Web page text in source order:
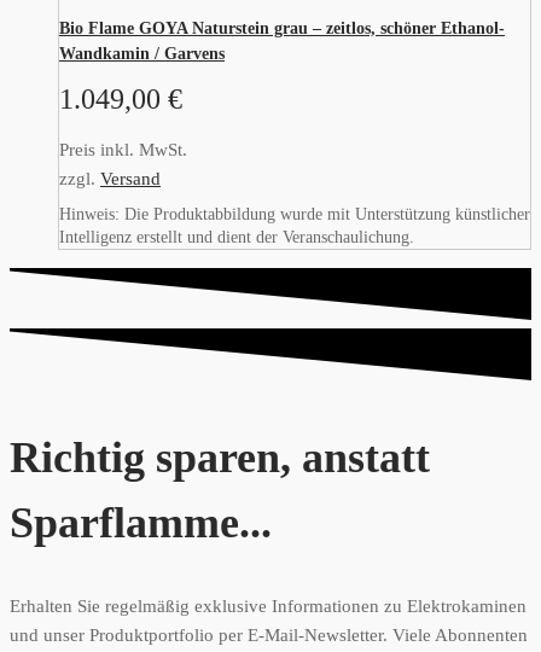
Bio Flame GOYA Naturstein grau – zeitlos, schöner Ethanol-
Wandkamin / Garvens
1.049,00 €
Preis inkl. MwSt.
zzgl. Versand
Hinweis: Die Produktabbildung wurde mit Unterstützung künstlicher
Intelligenz erstellt und dient der Veranschaulichung.
Richtig sparen, anstatt
Sparflamme...
Erhalten Sie regelmäßig exklusive Informationen zu Elektrokaminen
und unser Produktportfolio per E-Mail-Newsletter. Viele Abonnenten